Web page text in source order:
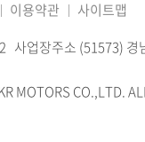
이용약관
사이트맵
사업장주소 (51573)
MOTORS CO.,LTD.